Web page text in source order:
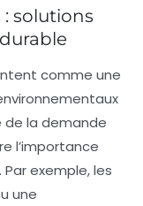
solutions
comme une
de la demande
l’importance
exemple, les
une